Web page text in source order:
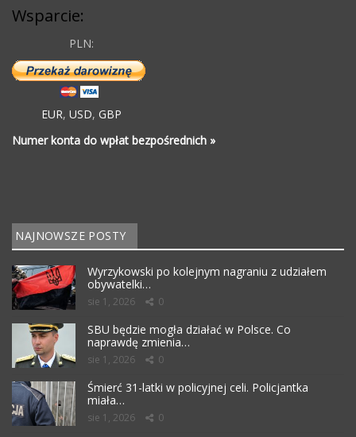
Wsparcie:
PLN:
EUR, USD, GBP
Numer konta do wpłat bezpośrednich »
NAJNOWSZE POSTY
Wyrzykowski po kolejnym nagraniu z udziałem
obywatelki…
sie 1, 2026 0
SBU będzie mogła działać w Polsce. Co
naprawdę zmienia…
sie 1, 2026 0
Śmierć 31-latki w policyjnej celi. Policjantka
miała…
sie 1, 2026 0